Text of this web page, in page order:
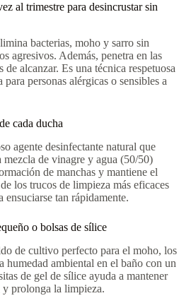
al trimestre para desincrustar sin
bacterias, moho y sarro sin
agresivos. Además, penetra en las
alcanzar. Es una técnica respetuosa
personas alérgicas o sensibles a
cada ducha
agente desinfectante natural que
de vinagre y agua (50/50)
de manchas y mantiene el
los trucos de limpieza más eficaces
tan rápidamente.
o bolsas de sílice
de cultivo perfecto para el moho, los
ambiental en el baño con un
de gel de sílice ayuda a mantener
prolonga la limpieza.